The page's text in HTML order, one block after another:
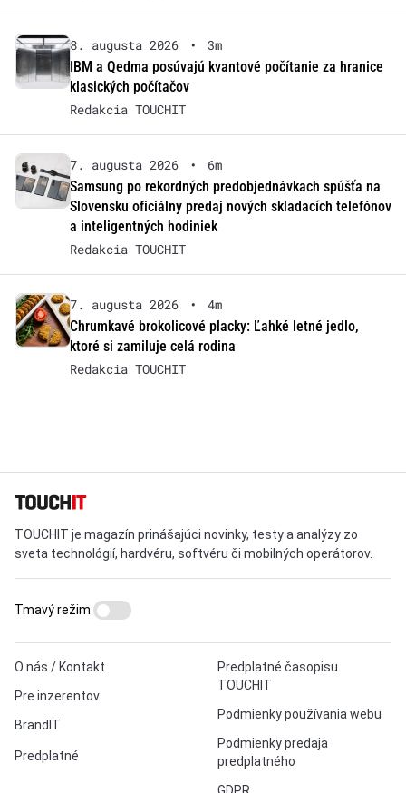
8. augusta 2026 •
3m
IBM a Qedma posúvajú kvantové počítanie za hranice
klasických počítačov
Redakcia TOUCHIT
7. augusta 2026 •
6m
Samsung po rekordných predobjednávkach spúšťa na
Slovensku oficiálny predaj nových skladacích telefónov
a inteligentných hodiniek
Redakcia TOUCHIT
7. augusta 2026 •
4m
Chrumkavé brokolicové placky: Ľahké letné jedlo,
ktoré si zamiluje celá rodina
Redakcia TOUCHIT
TOUCHIT je magazín prinášajúci novinky, testy a analýzy zo
sveta technológií, hardvéru, softvéru či mobilných operátorov.
O nás / Kontakt
Pre inzerentov
BrandIT
Predplatné
Predplatné časopisu
TOUCHIT
Podmienky používania webu
Podmienky predaja
predplatného
GDPR
Tmavý režim